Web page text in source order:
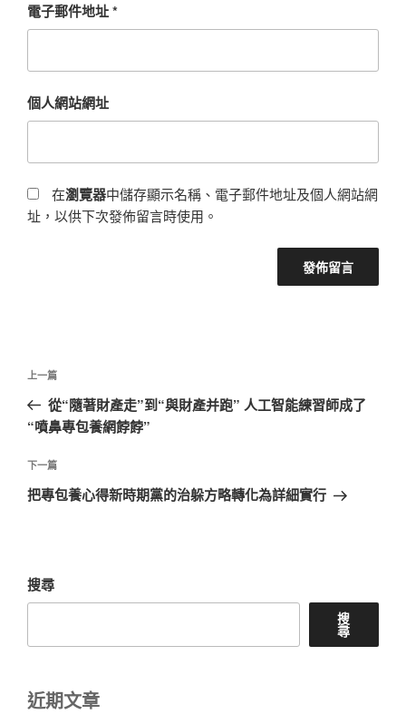
電子郵件地址*
個人網站網址
在瀏覽器中儲存顯示名稱、電子郵件地址及個人網站網
址，以供下次發佈留言時使用。
文
導
覽
上
一
篇
章
上一篇
從“隨著財產走”到“與財產并跑” 人工智能練習師成了
“噴鼻專包養網餑餑”
下
一
下一篇
把專包養心得新時期黨的治躲方略轉化為詳細實行
搜尋
搜
尋
近期文章